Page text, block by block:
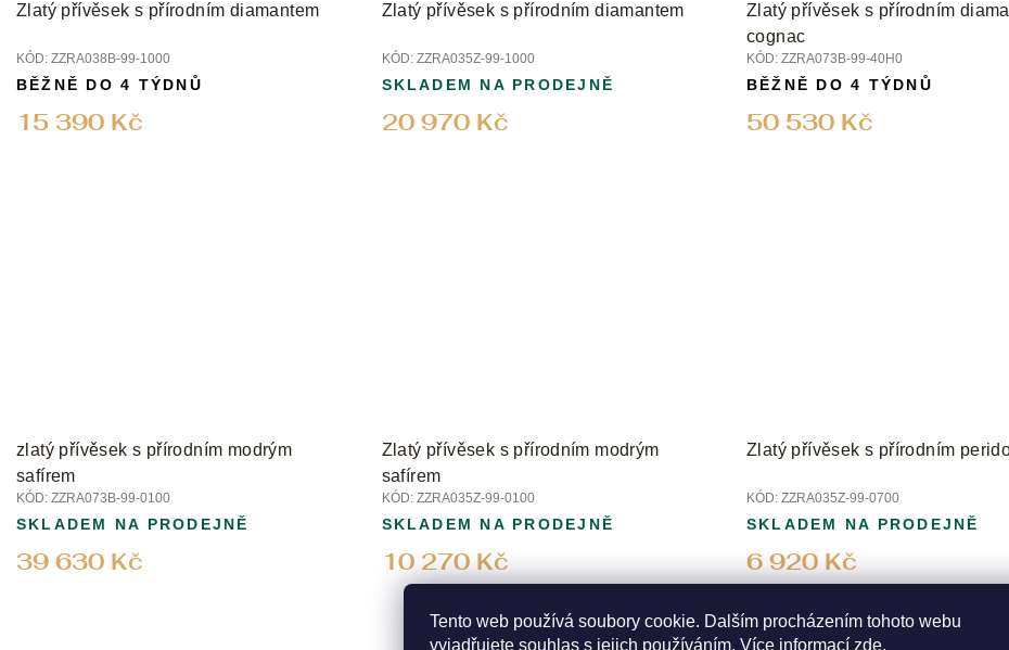
Tento web používá soubory cookie. Dalším procházením tohoto webu
vyjadřujete souhlas s jejich používáním. Více informací zde.
Zlatý přívěsek s přírodním diamantem
KÓD: ZZRA038B-99-1000
15 390 Kč
BĚŽNĚ DO 4 TÝDNŮ
Zlatý přívěsek s přírodním diamantem
KÓD: ZZRA035Z-99-1000
20 970 Kč
SKLADEM NA PRODEJNĚ
Zlatý přívěsek s přírodním
cognac
KÓD: ZZRA073B-99-40H0
50 530 Kč
BĚŽNĚ DO 4 TÝDNŮ
zlatý přívěsek s přírodním modrým
safírem
KÓD: ZZRA073B-99-0100
39 630 Kč
SKLADEM NA PRODEJNĚ
Zlatý přívěsek s přírodním modrým
safírem
KÓD: ZZRA035Z-99-0100
10 270 Kč
SKLADEM NA PRODEJNĚ
Zlatý přívěsek s přírodním
KÓD: ZZRA035Z-99-0700
6 920 Kč
SKLADEM NA PRODEJNĚ